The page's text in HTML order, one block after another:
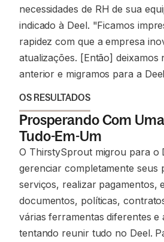
necessidades de RH de sua
indicado à Deel. "Ficamos
rapidez com que a empresa
atualizações. [Então] deixamos
anterior e migramos para a
OS RESULTADOS
Prosperando Com
Tudo-Em-Um
O ThirstySprout migrou para o
gerenciar completamente seus
serviços, realizar pagamentos,
documentos, políticas,
várias ferramentas diferentes e
tentando reunir tudo no Deel.